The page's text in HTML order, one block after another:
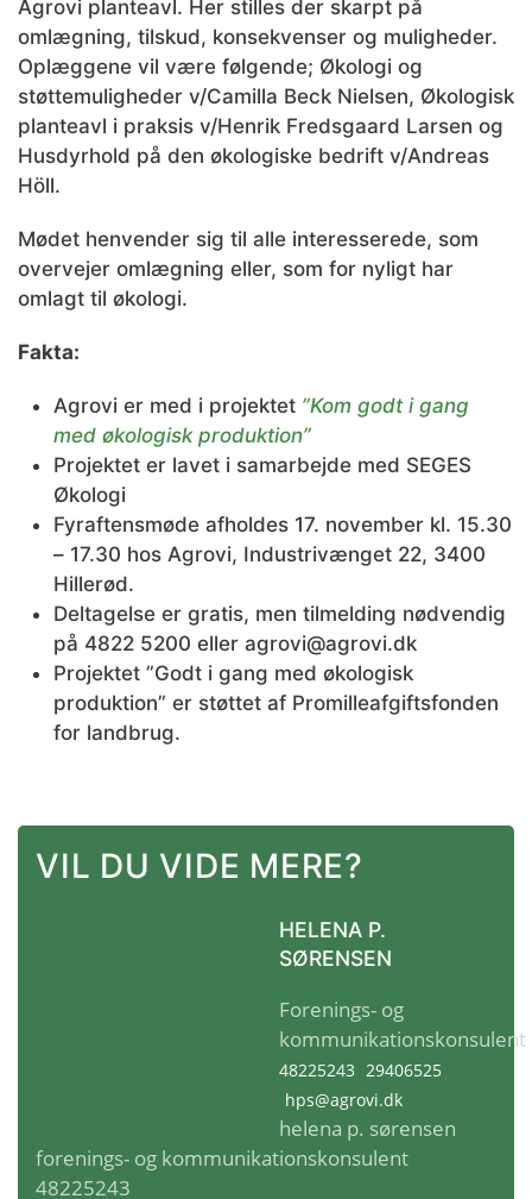
Agrovi planteavl. Her stilles der skarpt på
omlægning, tilskud, konsekvenser og muligheder.
Oplæggene vil være følgende; Økologi og
støttemuligheder v/Camilla Beck Nielsen, Økologisk
planteavl i praksis v/Henrik Fredsgaard Larsen og
Husdyrhold på den økologiske bedrift v/Andreas
Höll.
Mødet henvender sig til alle interesserede, som
overvejer omlægning eller, som for nyligt har
omlagt til økologi.
Fakta:
Agrovi er med i projektet ”Kom godt i gang
med økologisk produktion”
Projektet er lavet i samarbejde med SEGES
Økologi
Fyraftensmøde afholdes 17. november kl. 15.30
– 17.30 hos Agrovi, Industrivænget 22, 3400
Hillerød.
Deltagelse er gratis, men tilmelding nødvendig
på 4822 5200 eller agrovi@agrovi.dk
Projektet ”Godt i gang med økologisk
produktion” er støttet af Promilleafgiftsfonden
for landbrug.
VIL DU VIDE MERE?
HELENA P.
SØRENSEN
Forenings- og
kommunikationskonsulent
48225243 29406525
hps@agrovi.dk
helena p. sørensen
forenings- og kommunikationskonsulent
48225243